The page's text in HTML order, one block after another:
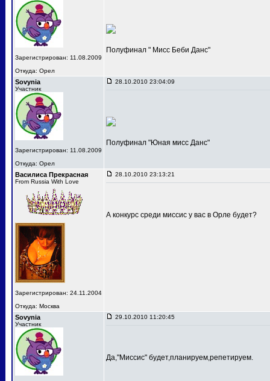
Зарегистрирован: 11.08.2009
Откуда: Орел
Полуфинал " Мисс Беби Данс"
Sovynia
Участник
Зарегистрирован: 11.08.2009
Откуда: Орел
28.10.2010 23:04:09
Полуфинал "Юная мисс Данс"
Василиса Прекрасная
From Russia With Love
Зарегистрирован: 24.11.2004
Откуда: Москва
28.10.2010 23:13:21
А конкурс среди миссис у вас в Орле будет?
Sovynia
Участник
29.10.2010 11:20:45
Да,"Миссис" будет,планируем,репетируем.